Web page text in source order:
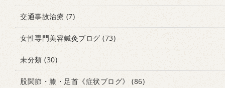
交通事故治療 (7)
女性専門美容鍼灸ブログ (73)
未分類 (30)
股関節・膝・足首《症状ブログ》 (86)